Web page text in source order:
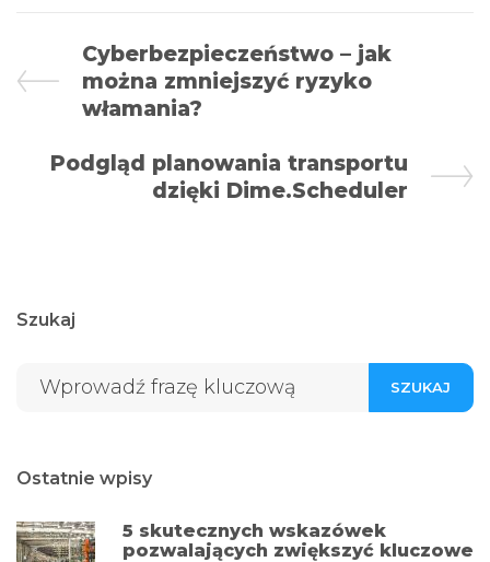
Cyberbezpieczeństwo – jak
można zmniejszyć ryzyko
włamania?
Podgląd planowania transportu
dzięki Dime.Scheduler
Szukaj
SZUKAJ
Ostatnie wpisy
5 skutecznych wskazówek
pozwalających zwiększyć kluczowe